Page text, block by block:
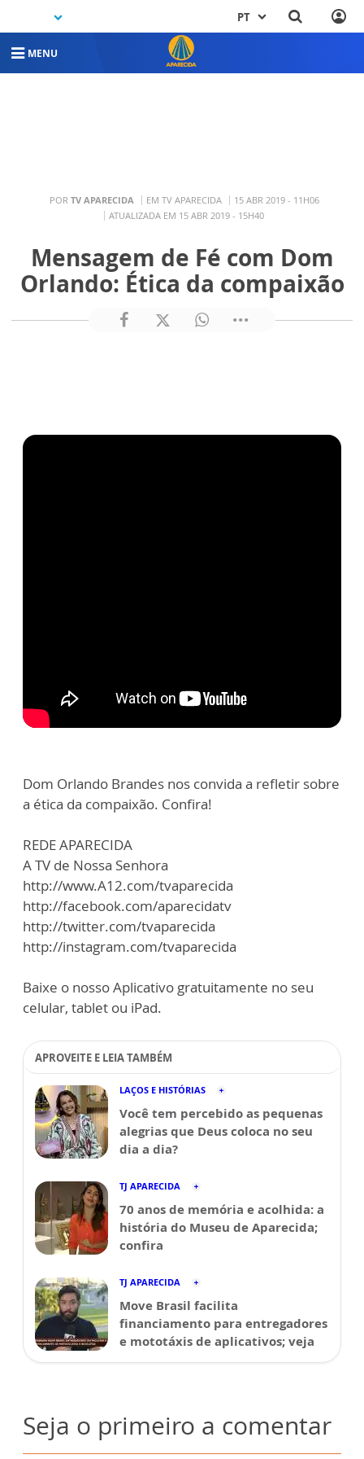
PT
MENU
POR TV APARECIDA EM TV APARECIDA
15 ABR 2019 - 11H06
ATUALIZADA EM 15 ABR 2019 - 15H40
Mensagem de Fé com Dom
Orlando: Ética da compaixão
Dom Orlando Brandes nos convida a refletir sobre
a ética da compaixão. Confira!
REDE APARECIDA
A TV de Nossa Senhora
http://www.A12.com/tvaparecida
http://facebook.com/aparecidatv
http://twitter.com/tvaparecida
http://instagram.com/tvaparecida
Baixe o nosso Aplicativo gratuitamente no seu
celular, tablet ou iPad.
APROVEITE E LEIA TAMBÉM
LAÇOS E HISTÓRIAS
Você tem percebido as pequenas
alegrias que Deus coloca no seu
dia a dia?
TJ APARECIDA
70 anos de memória e acolhida: a
história do Museu de Aparecida;
confira
TJ APARECIDA
Move Brasil facilita
financiamento para entregadores
e mototáxis de aplicativos; veja
Seja o primeiro a comentar